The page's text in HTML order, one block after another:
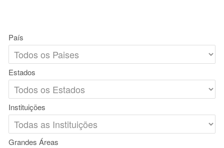
País
Estados
Instituições
Grandes Áreas